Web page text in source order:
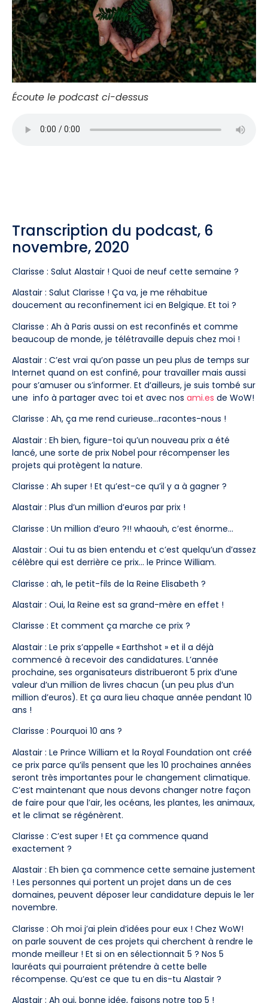
Écoute le podcast ci-dessus
Transcription du podcast, 6
novembre, 2020
Clarisse : Salut Alastair ! Quoi de neuf cette semaine ?
Alastair : Salut Clarisse ! Ça va, je me réhabitue
doucement au reconfinement ici en Belgique. Et toi ?
Clarisse : Ah à Paris aussi on est reconfinés et comme
beaucoup de monde, je télétravaille depuis chez moi !
Alastair : C’est vrai qu’on passe un peu plus de temps sur
Internet quand on est confiné, pour travailler mais aussi
pour s’amuser ou s’informer. Et d’ailleurs, je suis tombé sur
une info à partager avec toi et avec nos ami.es de WoW!
Clarisse : Ah, ça me rend curieuse…racontes-nous !
Alastair : Eh bien, figure-toi qu’un nouveau prix a été
lancé, une sorte de prix Nobel pour récompenser les
projets qui protègent la nature.
Clarisse : Ah super ! Et qu’est-ce qu’il y a à gagner ?
Alastair : Plus d’un million d’euros par prix !
Clarisse : Un million d’euro ?!! whaouh, c’est énorme…
Alastair : Oui tu as bien entendu et c’est quelqu’un d’assez
célèbre qui est derrière ce prix… le Prince William.
Clarisse : ah, le petit-fils de la Reine Elisabeth ?
Alastair : Oui, la Reine est sa grand-mère en effet !
Clarisse : Et comment ça marche ce prix ?
Alastair : Le prix s’appelle « Earthshot » et il a déjà
commencé à recevoir des candidatures. L’année
prochaine, ses organisateurs distribueront 5 prix d’une
valeur d’un million de livres chacun (un peu plus d’un
million d’euros). Et ça aura lieu chaque année pendant 10
ans !
Clarisse : Pourquoi 10 ans ?
Alastair : Le Prince William et la Royal Foundation ont créé
ce prix parce qu’ils pensent que les 10 prochaines années
seront très importantes pour le changement climatique.
C’est maintenant que nous devons changer notre façon
de faire pour que l’air, les océans, les plantes, les animaux,
et le climat se régénèrent.
Clarisse : C’est super ! Et ça commence quand
exactement ?
Alastair : Eh bien ça commence cette semaine justement
! Les personnes qui portent un projet dans un de ces
domaines, peuvent déposer leur candidature depuis le 1er
novembre.
Clarisse : Oh moi j’ai plein d’idées pour eux ! Chez WoW!
on parle souvent de ces projets qui cherchent à rendre le
monde meilleur ! Et si on en sélectionnait 5 ? Nos 5
lauréats qui pourraient prétendre à cette belle
récompense. Qu’est ce que tu en dis-tu Alastair ?
Alastair : Ah oui, bonne idée, faisons notre top 5 !